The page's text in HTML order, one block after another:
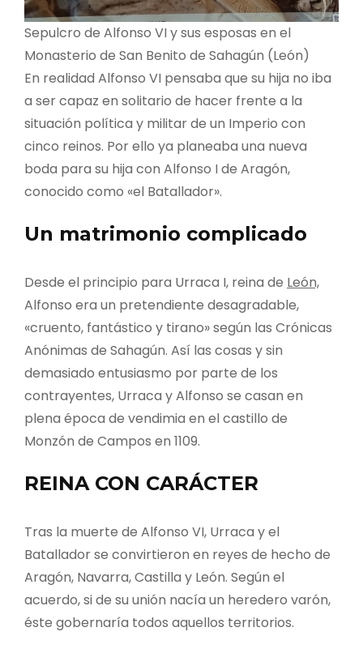
Sepulcro de Alfonso VI y sus esposas en el
Monasterio de San Benito de Sahagún (León)
En realidad Alfonso VI pensaba que su hija no iba
a ser capaz en solitario de hacer frente a la
situación política y militar de un Imperio con
cinco reinos. Por ello ya planeaba una nueva
boda para su hija con Alfonso I de Aragón,
conocido como «el Batallador».
Un matrimonio complicado
Desde el principio para Urraca I, reina de León,
Alfonso era un pretendiente desagradable,
«cruento, fantástico y tirano» según las Crónicas
Anónimas de Sahagún. Así las cosas y sin
demasiado entusiasmo por parte de los
contrayentes, Urraca y Alfonso se casan en
plena época de vendimia en el castillo de
Monzón de Campos en 1109.
REINA CON CARÁCTER
Tras la muerte de Alfonso VI, Urraca y el
Batallador se convirtieron en reyes de hecho de
Aragón, Navarra, Castilla y León. Según el
acuerdo, si de su unión nacía un heredero varón,
éste gobernaría todos aquellos territorios.